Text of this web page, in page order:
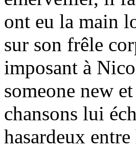
ont eu la main
sur son frêle
imposant à
someone new
chansons lui
hasardeux